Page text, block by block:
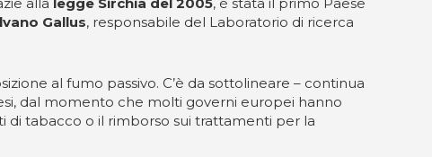
Gallus, responsabile del Laboratorio di ricerca
al fumo passivo. C’è da sottolineare – continua
dal momento che molti governi europei hanno
tabacco o il rimborso sui trattamenti per la